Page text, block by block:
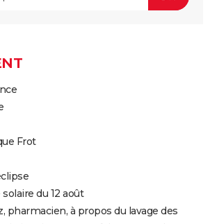
Frot
du 12 août
pharmacien, à propos du lavage des